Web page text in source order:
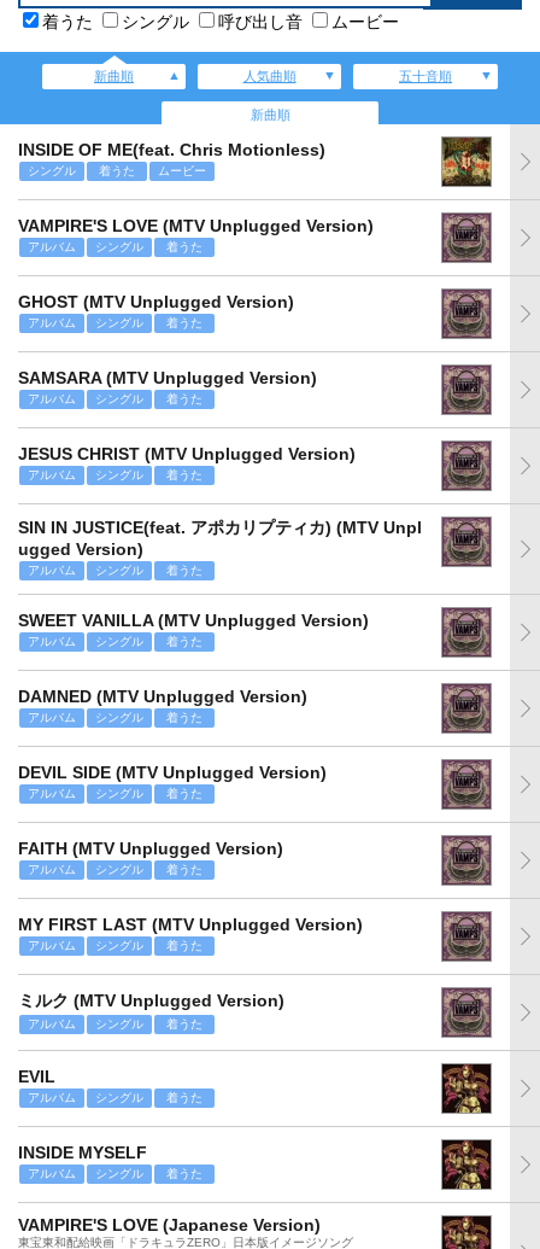
着うた シングル 呼び出し音 ムービー
新曲順 人気曲順 五十音順
新曲順
INSIDE OF ME(feat. Chris Motionless)
シングル 着うた ムービー
VAMPIRE'S LOVE (MTV Unplugged Version)
アルバム シングル 着うた
GHOST (MTV Unplugged Version)
アルバム シングル 着うた
SAMSARA (MTV Unplugged Version)
アルバム シングル 着うた
JESUS CHRIST (MTV Unplugged Version)
アルバム シングル 着うた
SIN IN JUSTICE(feat. アポカリプティカ) (MTV Unpl
ugged Version)
アルバム シングル 着うた
SWEET VANILLA (MTV Unplugged Version)
アルバム シングル 着うた
DAMNED (MTV Unplugged Version)
アルバム シングル 着うた
DEVIL SIDE (MTV Unplugged Version)
アルバム シングル 着うた
FAITH (MTV Unplugged Version)
アルバム シングル 着うた
MY FIRST LAST (MTV Unplugged Version)
アルバム シングル 着うた
ミルク (MTV Unplugged Version)
アルバム シングル 着うた
EVIL
アルバム シングル 着うた
INSIDE MYSELF
アルバム シングル 着うた
VAMPIRE'S LOVE (Japanese Version)
東宝東和配給映画「ドラキュラZERO」日本版イメージソング